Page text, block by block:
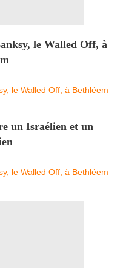
le Walled Off, à
un Israélien et un